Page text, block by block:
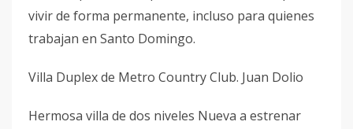
vivir de forma permanente, incluso para quienes
trabajan en Santo Domingo.
Villa Duplex de Metro Country Club. Juan Dolio
Hermosa villa de dos niveles Nueva a estrenar